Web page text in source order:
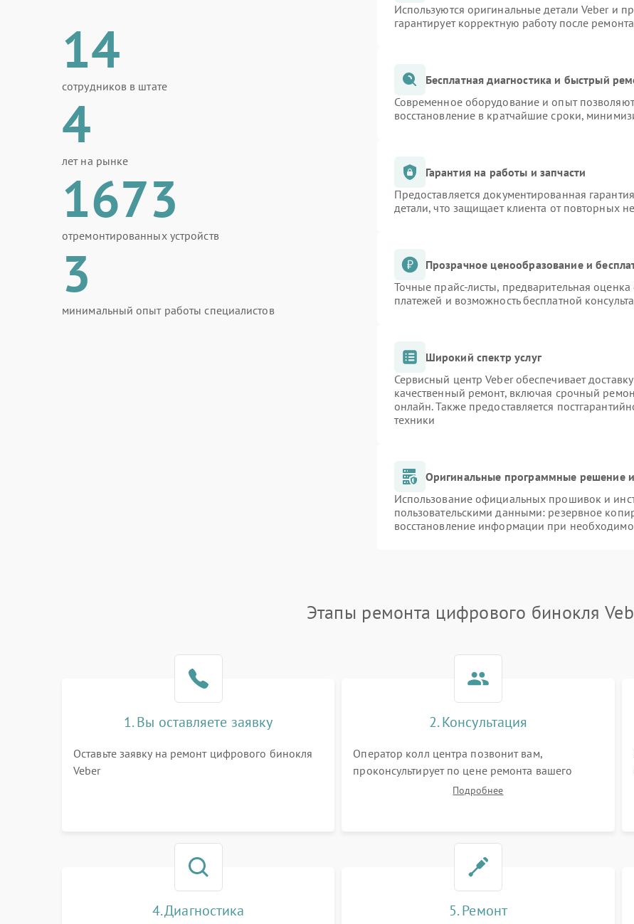
14
сотрудников в штате
4
лет на рынке
1673
отремонтированных устройств
3
минимальный опыт работы специалистов
Используются оригинальные детали Veber и
гарантирует корректную работу после
Бесплатная диагностика и быстрый
Современное оборудование и опыт позволяют
восстановление в кратчайшие сроки,
Гарантия на работы и запчасти
Предоставляется документированная
детали, что защищает клиента от повторных
Прозрачное ценообразование и
Точные прайс-листы, предварительная оценка
платежей и возможность бесплатной
Широкий спектр услуг
Сервисный центр Veber обеспечивает
качественный ремонт, включая срочный
онлайн. Также предоставляется
техники
Оригинальные программные решение
Использование официальных прошивок и
пользовательскими данными: резервное
восстановление информации при
Этапы ремонта цифрового бинокля
1. Вы оставляете заявку
Оставьте заявку на ремонт цифрового бинокля
Veber
2. Консультация
Оператор колл центра позвонит вам,
проконсультирует по цене ремонта вашего
цифрового бинокля а также ответит на все ваши
Подробнее
4. Диагностика 5. Ремонт